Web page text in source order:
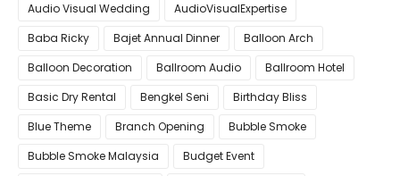
Audio Visual Wedding
AudioVisualExpertise
Baba Ricky
Bajet Annual Dinner
Balloon Arch
Balloon Decoration
Ballroom Audio
Ballroom Hotel
Basic Dry Rental
Bengkel Seni
Birthday Bliss
Blue Theme
Branch Opening
Bubble Smoke
Bubble Smoke Malaysia
Budget Event